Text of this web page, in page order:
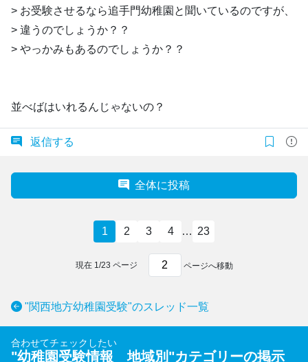
> お受験させるなら追手門幼稚園と聞いているのですが、
> 違うのでしょうか？？
> やっかみもあるのでしょうか？？
並べばはいれるんじゃないの？
返信する
全体に投稿
1 2 3 4 … 23
現在 1 /23 ページ ページへ移動
"関西地方幼稚園受験"のスレッド一覧
合わせてチェックしたい
"幼稚園受験情報 地域別 "カテゴリーの掲示